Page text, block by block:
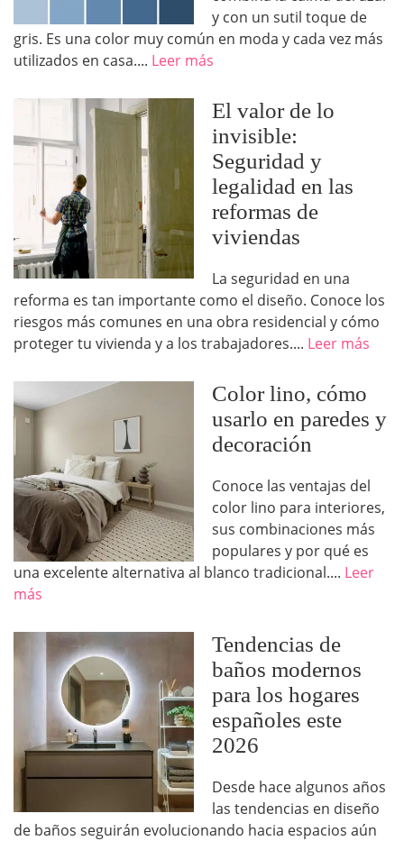
y con un sutil toque de
gris. Es una color muy común en moda y cada vez más
utilizados en casa.... Leer más
El valor de lo
invisible:
Seguridad y
legalidad en las
reformas de
viviendas
La seguridad en una
reforma es tan importante como el diseño. Conoce los
riesgos más comunes en una obra residencial y cómo
proteger tu vivienda y a los trabajadores.... Leer más
Color lino, cómo
usarlo en paredes y
decoración
Conoce las ventajas del
color lino para interiores,
sus combinaciones más
populares y por qué es
una excelente alternativa al blanco tradicional.... Leer
más
Tendencias de
baños modernos
para los hogares
españoles este
2026
Desde hace algunos años
las tendencias en diseño
de baños seguirán evolucionando hacia espacios aún